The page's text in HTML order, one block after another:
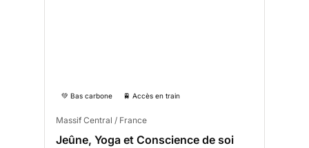
💚 Bas carbone 🚆 Accès en train
Massif Central / France
Jeûne, Yoga et Conscience de soi